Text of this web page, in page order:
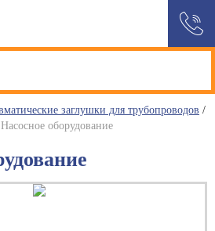
заглушки для трубопроводов /
Насосное оборудование